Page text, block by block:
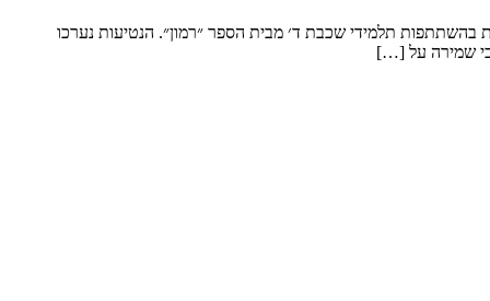
בהשתתפות תלמידי שכבת ד׳ מבית הספר ״רמון״. הנטיעות נערכו
שמירה על […]